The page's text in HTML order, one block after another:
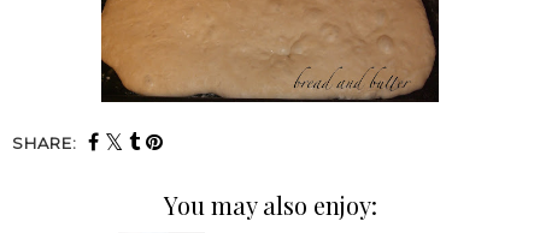
SHARE:
You may also enjoy: